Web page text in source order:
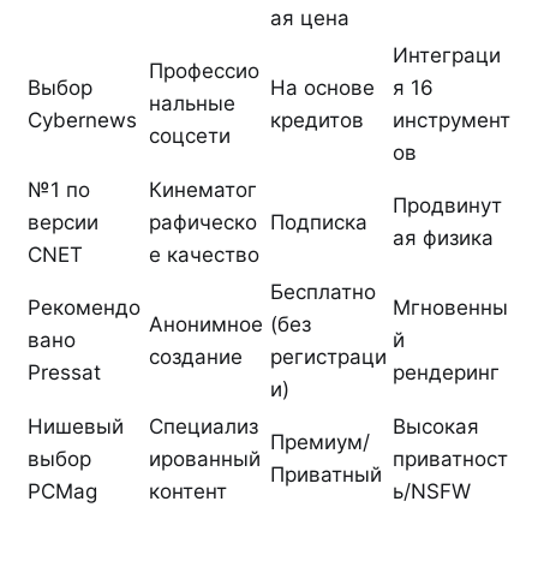
ая цена
Выбор
Cybernews
Профессио
нальные
соцсети
На основе
кредитов
Интеграци
я 16
инструмент
ов
№1 по
версии
CNET
Кинематог
рафическо
е качество
Подписка
Продвинут
ая физика
Рекомендо
вано
Pressat
Анонимное
создание
Бесплатно
(без
регистраци
и)
Мгновенны
й
рендеринг
Нишевый
выбор
PCMag
Специализ
ированный
контент
Премиум/
Приватный
Высокая
приватност
ь/NSFW